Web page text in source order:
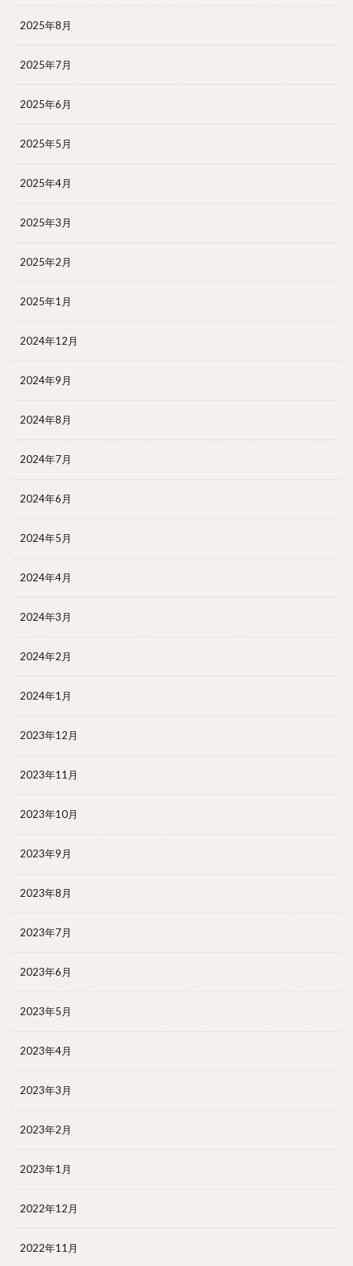
2025年8月
2025年7月
2025年6月
2025年5月
2025年4月
2025年3月
2025年2月
2025年1月
2024年12月
2024年9月
2024年8月
2024年7月
2024年6月
2024年5月
2024年4月
2024年3月
2024年2月
2024年1月
2023年12月
2023年11月
2023年10月
2023年9月
2023年8月
2023年7月
2023年6月
2023年5月
2023年4月
2023年3月
2023年2月
2023年1月
2022年12月
2022年11月